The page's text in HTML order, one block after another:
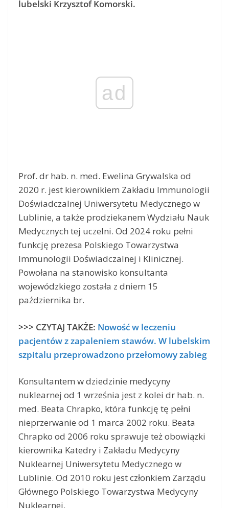
lubelski Krzysztof Komorski.
ad
Prof. dr hab. n. med. Ewelina Grywalska od
2020 r. jest kierownikiem Zakładu Immunologii
Doświadczalnej Uniwersytetu Medycznego w
Lublinie, a także prodziekanem Wydziału Nauk
Medycznych tej uczelni. Od 2024 roku pełni
funkcję prezesa Polskiego Towarzystwa
Immunologii Doświadczalnej i Klinicznej.
Powołana na stanowisko konsultanta
wojewódzkiego została z dniem 15
października br.
>>> CZYTAJ TAKŻE: Nowość w leczeniu
pacjentów z zapaleniem stawów. W lubelskim
szpitalu przeprowadzono przełomowy zabieg
Konsultantem w dziedzinie medycyny
nuklearnej od 1 września jest z kolei dr hab. n.
med. Beata Chrapko, która funkcję tę pełni
nieprzerwanie od 1 marca 2002 roku. Beata
Chrapko od 2006 roku sprawuje też obowiązki
kierownika Katedry i Zakładu Medycyny
Nuklearnej Uniwersytetu Medycznego w
Lublinie. Od 2010 roku jest członkiem Zarządu
Głównego Polskiego Towarzystwa Medycyny
Nuklearnej.